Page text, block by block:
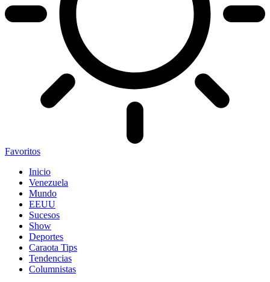
Favoritos
Inicio
Venezuela
Mundo
EEUU
Sucesos
Show
Deportes
Caraota Tips
Tendencias
Columnistas